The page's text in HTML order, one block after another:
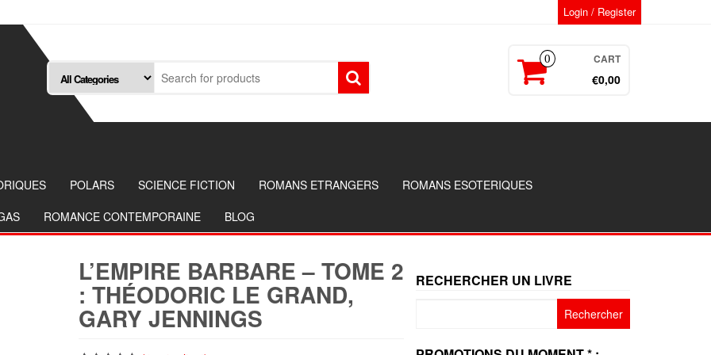
Login / Register
0 CART
€0,00
POLARS SCIENCE FICTION ROMANS ETRANGERS
ROMANS ESOTERIQUES
ROMANCE CONTEMPORAINE BLOG
L’EMPIRE BARBARE – TOME 2
: THÉODORIC LE GRAND,
GARY JENNINGS
RECHERCHER UN LIVRE